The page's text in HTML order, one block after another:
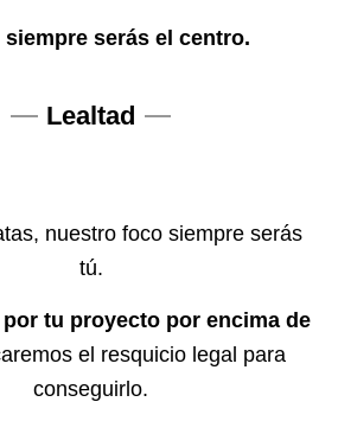
serás el centro.
Lealtad
nuestro foco siempre serás
tú.
tu proyecto por encima de
el resquicio legal para
conseguirlo.